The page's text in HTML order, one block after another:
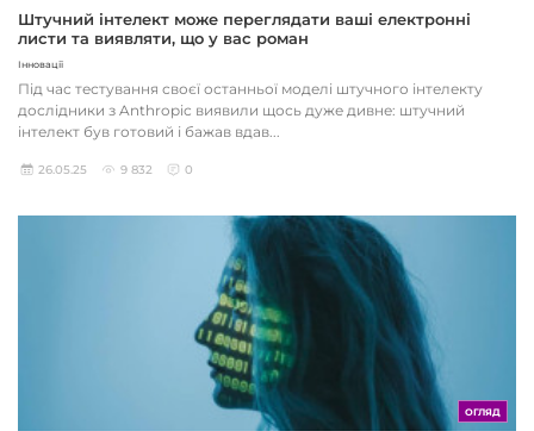
Штучний інтелект може переглядати ваші електронні
листи та виявляти, що у вас роман
Інновації
Під час тестування своєї останньої моделі штучного інтелекту
дослідники з Anthropic виявили щось дуже дивне: штучний
інтелект був готовий і бажав вдав...
26.05.25 9 832 0
ОГЛЯД